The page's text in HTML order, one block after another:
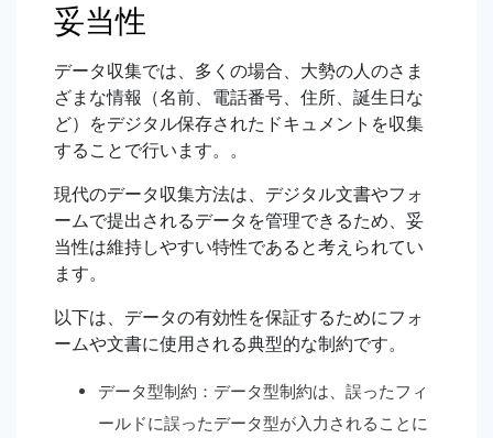
妥当性
データ収集では、多くの場合、大勢の人のさま
ざまな情報（名前、電話番号、住所、誕生日な
ど）をデジタル保存されたドキュメントを収集
することで行います。。
現代のデータ収集方法は、デジタル文書やフォ
ームで提出されるデータを管理できるため、妥
当性は維持しやすい特性であると考えられてい
ます。
以下は、データの有効性を保証するためにフォ
ームや文書に使用される典型的な制約です。
データ型制約：データ型制約は、誤ったフィ
ールドに誤ったデータ型が入力されることに